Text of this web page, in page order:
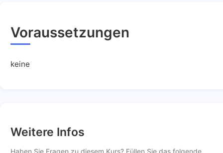
Voraussetzungen
keine
Weitere Infos
Haben Sie Fragen zu diesem Kurs? Füllen Sie das folgende